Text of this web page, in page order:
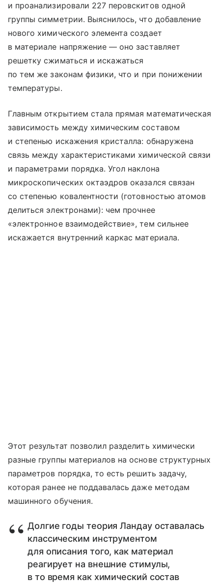
и проанализировали 227 перовскитов одной
группы симметрии. Выяснилось, что добавление
нового химического элемента создает
в материале напряжение — оно заставляет
решетку сжиматься и искажаться
по тем же законам физики, что и при понижении
температуры.
Главным открытием стала прямая математическая
зависимость между химическим составом
и степенью искажения кристалла: обнаружена
связь между характеристиками химической связи
и параметрами порядка. Угол наклона
микроскопических октаэдров оказался связан
со степенью ковалентности (готовностью атомов
делиться электронами): чем прочнее
«электронное взаимодействие», тем сильнее
искажается внутренний каркас материала.
Этот результат позволил разделить химически
разные группы материалов на основе структурных
параметров порядка, то есть решить задачу,
которая ранее не поддавалась даже методам
машинного обучения.
Долгие годы теория Ландау оставалась
классическим инструментом
для описания того, как материал
реагирует на внешние стимулы,
в то время как химический состав